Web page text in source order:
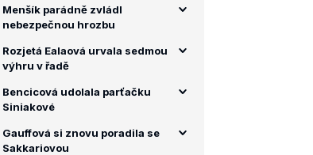
Menšík parádně zvládl
nebezpečnou hrozbu
Rozjetá Ealaová urvala sedmou
výhru v řadě
Bencicová udolala parťačku
Siniakové
Gauffová si znovu poradila se
Sakkariovou